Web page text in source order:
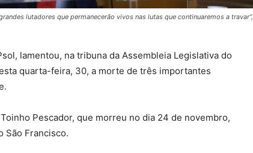
lutadores que permanecerão vivos nas lutas que continuaremos a travar”,
lamentou, na tribuna da Assembleia Legislativa do
quarta-feira, 30, a morte de três importantes
Pescador, que morreu no dia 24 de novembro,
São Francisco.